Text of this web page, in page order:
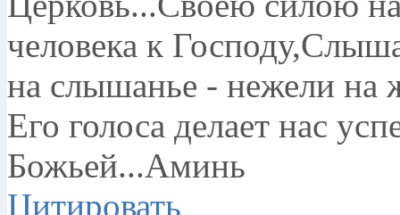
человека к
на слышанье - нежели на
Его голоса делает нас
Божьей...Аминь
Цитировать